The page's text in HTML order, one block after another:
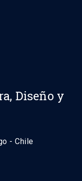
Diseño y
- Chile